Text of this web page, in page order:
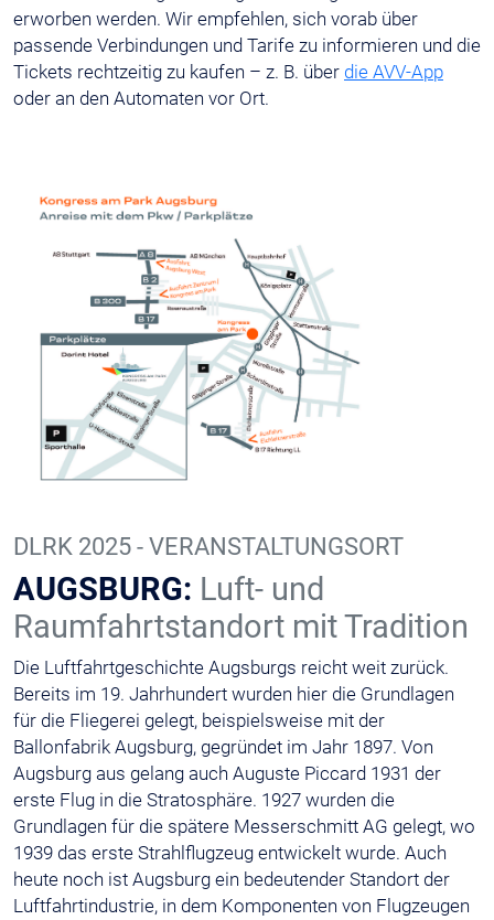
erworben werden. Wir empfehlen, sich vorab über
passende Verbindungen und Tarife zu informieren und die
Tickets rechtzeitig zu kaufen – z. B. über die AVV-App
oder an den Automaten vor Ort.
DLRK 2025 - VERANSTALTUNGSORT
AUGSBURG: Luft- und
Raumfahrtstandort mit Tradition
Die Luftfahrtgeschichte Augsburgs reicht weit zurück.
Bereits im 19. Jahrhundert wurden hier die Grundlagen
für die Fliegerei gelegt, beispielsweise mit der
Ballonfabrik Augsburg, gegründet im Jahr 1897. Von
Augsburg aus gelang auch Auguste Piccard 1931 der
erste Flug in die Stratosphäre. 1927 wurden die
Grundlagen für die spätere Messerschmitt AG gelegt, wo
1939 das erste Strahlflugzeug entwickelt wurde. Auch
heute noch ist Augsburg ein bedeutender Standort der
Luftfahrtindustrie, in dem Komponenten von Flugzeugen